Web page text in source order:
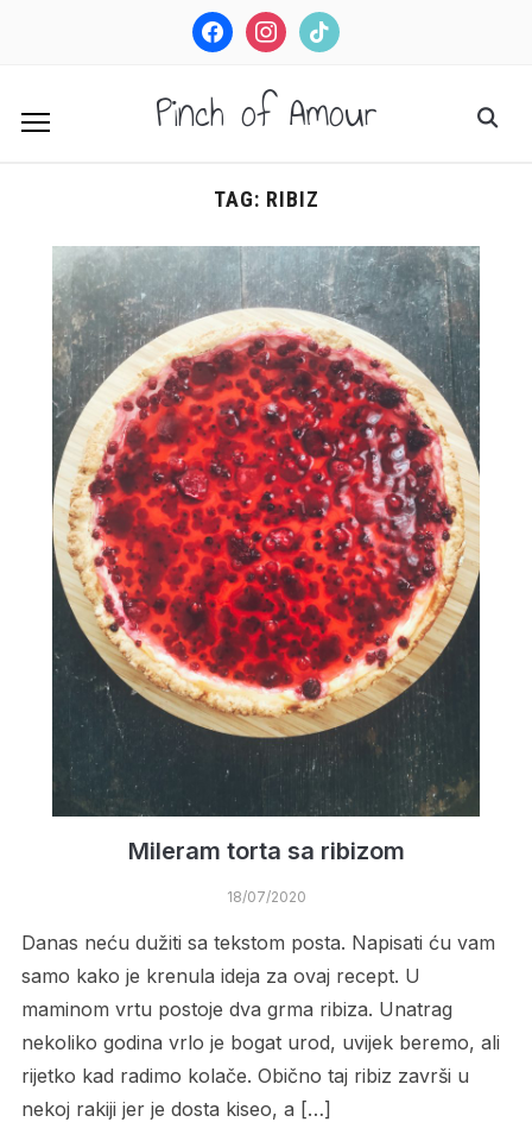
facebookinstagramtiktok
Pinch of Amour
TAG: RIBIZ
Mileram torta sa ribizom
18/07/2020
Danas neću dužiti sa tekstom posta. Napisati ću vam
samo kako je krenula ideja za ovaj recept. U
maminom vrtu postoje dva grma ribiza. Unatrag
nekoliko godina vrlo je bogat urod, uvijek beremo, ali
rijetko kad radimo kolače. Obično taj ribiz završi u
nekoj rakiji jer je dosta kiseo, a […]